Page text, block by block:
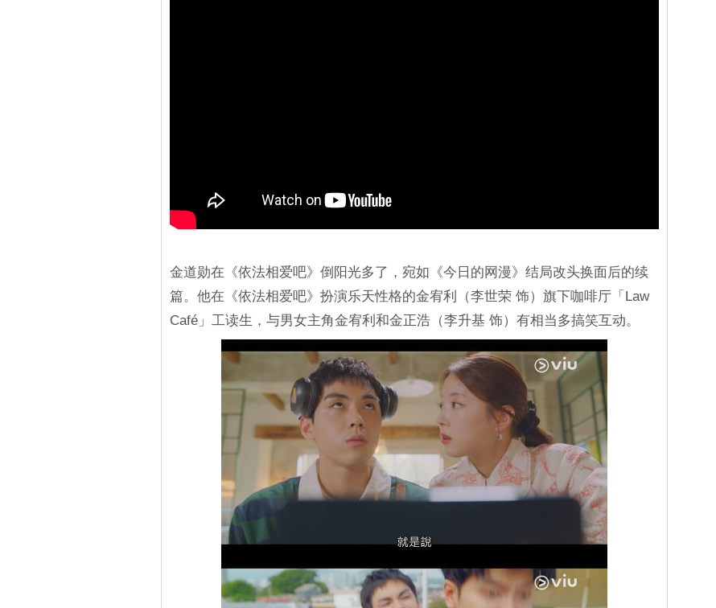
金道勋在《依法相爱吧》倒阳光多了，宛如《今日的网漫》结局改头换面后的续
篇。他在《依法相爱吧》扮演乐天性格的金宥利（李世荣 饰）旗下咖啡厅「Law
Café」工读生，与男女主角金宥利和金正浩（李升基 饰）有相当多搞笑互动。